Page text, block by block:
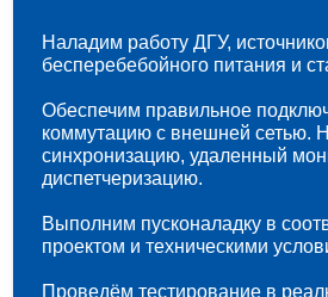
Наладим работу ДГУ,
бесперебебойного питания и
Обеспечим правильное
коммутацию с внешней сетью.
синхронизацию, удаленный
диспетчеризацию.
Выполним пусконаладку в
проектом и техническими
Проведём тестирование в